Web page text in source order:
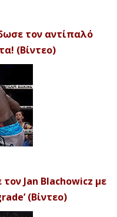
τον αντίπαλό
(Βίντεο)
Jan Blachowicz με
(Βίντεο)